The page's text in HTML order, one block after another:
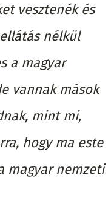
vesztenék és
nélkül
a magyar
vannak mások
mint mi,
hogy ma este
magyar nemzeti